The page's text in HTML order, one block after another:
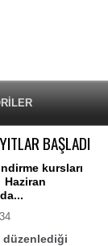
BAŞLADI
kursları
düzenlediği